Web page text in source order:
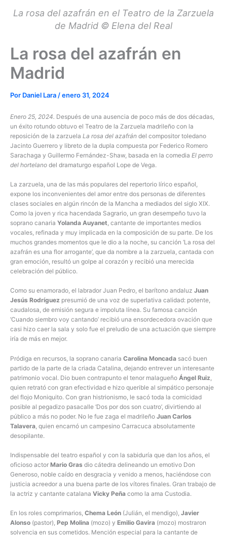
La rosa del azafrán en el Teatro de la Zarzuela
de Madrid © Elena del Real
La rosa del azafrán en
Madrid
Por Daniel Lara /enero 31, 2024
Enero 25, 2024. Después de una ausencia de poco más de dos décadas,
un éxito rotundo obtuvo el Teatro de la Zarzuela madrileño con la
reposición de la zarzuela La rosa del azafrán del compositor toledano
Jacinto Guerrero y libreto de la dupla compuesta por Federico Romero
Sarachaga y Guillermo Fernández-Shaw, basada en la comedia El perro
del hortelano del dramaturgo español Lope de Vega.
La zarzuela, una de las más populares del repertorio lírico español,
expone los inconvenientes del amor entre dos personas de diferentes
clases sociales en algún rincón de la Mancha a mediados del siglo XIX.
Como la joven y rica hacendada Sagrario, un gran desempeño tuvo la
soprano canaria Yolanda Auyanet, cantante de importantes medios
vocales, refinada y muy implicada en la composición de su parte. De los
muchos grandes momentos que le dio a la noche, su canción ‘La rosa del
azafrán es una flor arrogante’, que da nombre a la zarzuela, cantada con
gran emoción, resultó un golpe al corazón y recibió una merecida
celebración del público.
Como su enamorado, el labrador Juan Pedro, el barítono andaluz Juan
Jesús Rodríguez presumió de una voz de superlativa calidad: potente,
caudalosa, de emisión segura e impoluta línea. Su famosa canción
‘Cuando siembro voy cantando’ recibió una ensordecedora ovación que
casi hizo caer la sala y solo fue el preludio de una actuación que siempre
iría de más en mejor.
Pródiga en recursos, la soprano canaria Carolina Moncada sacó buen
partido de la parte de la criada Catalina, dejando entrever un interesante
patrimonio vocal. Dio buen contrapunto el tenor malagueño Ángel Ruiz
quien retrató con gran efectividad e hizo querible al simpático personaje
del flojo Moniquito. Con gran histrionismo, le sacó toda la comicidad
posible al pegadizo pasacalle ‘Dos por dos son cuatro’, divirtiendo al
público a más no poder. No le fue zaga el madrileño Juan Carlos
Talavera , quien encarnó un campesino Carracuca absolutamente
desopilante.
Indispensable del teatro español y con la sabiduría que dan los años, el
oficioso actor Mario Gras dio cátedra delineando un emotivo Don
Generoso, noble caído en desgracia y venido a menos, haciéndose con
justicia acreedor a una buena parte de los vítores finales. Gran trabajo de
la actriz y cantante catalana Vicky Peña como la ama Custodia.
En los roles comprimarios, Chema León (Julián, el mendigo), Javier
Alonso (pastor), Pep Molina (mozo) y Emilio Gavira (mozo) mostraron
solvencia en sus cometidos. Mención especial para la cantante de